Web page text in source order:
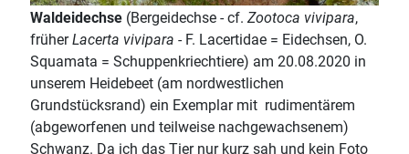
Waldeidechse (Bergeidechse - cf. Zootoca vivipara,
früherLacerta vivipara - F. Lacertidae = Eidechsen, O.
Squamata = Schuppenkriechtiere) am 20.08.2020 in
unserem Heidebeet (am nordwestlichen
Grundstücksrand) ein Exemplar mit rudimentärem
(abgeworfenen und teilweise nachgewachsenem)
Schwanz. Da ich das Tier nur kurz sah und kein Foto